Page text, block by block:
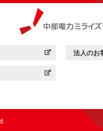
：ウを開きます） 中部電力
法人のお
（新しい
：ウを開きます）